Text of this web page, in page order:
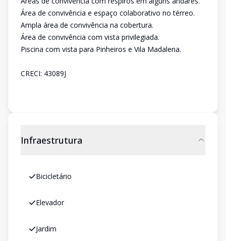
Área de convivência e espaço colaborativo no térreo.
Ampla área de convivência na cobertura.
Área de convivência com vista privilegiada.
Piscina com vista para Pinheiros e Vila Madalena.
CRECI: 43089J
Infraestrutura
Bicicletário
Elevador
Jardim